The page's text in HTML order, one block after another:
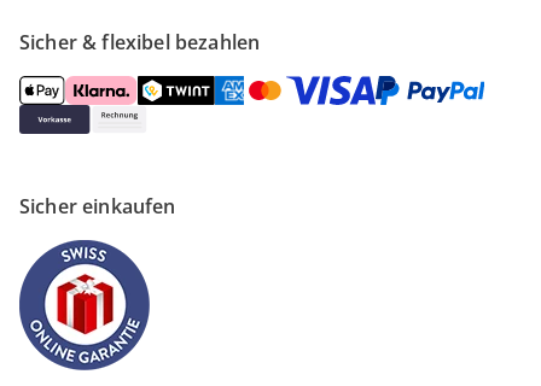
Sicher & flexibel bezahlen
Sicher einkaufen